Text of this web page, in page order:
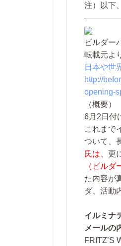
注）以下
ビルダー
転載元よ
日本や世
http://
opening-
（概要）
6月2日付
これまで
ついて、
氏は、 更
（ビル
た内容が
ダ、活動
イルミナ
メールの
FRITZ’S